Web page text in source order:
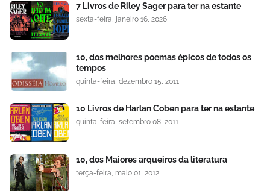
7 Livros de Riley Sager para ter na estante
sexta-feira, janeiro 16, 2026
10, dos melhores poemas épicos de todos os
tempos
quinta-feira, dezembro 15, 2011
10 Livros de Harlan Coben para ter na estante
quinta-feira, setembro 08, 2011
10, dos Maiores arqueiros da literatura
terça-feira, maio 01, 2012